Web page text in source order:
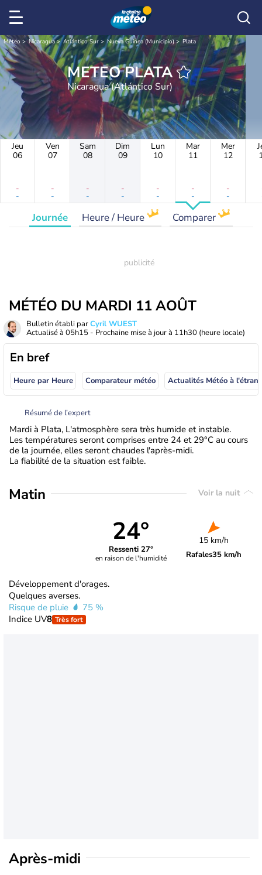
Météo Nicaragua Atlántico Sur Nueva Guinea (Municipio) Plata
METEO PLATA
Nicaragua (Atlántico Sur)
Jeu
06
-
-
Ven
07
-
-
Sam
08
-
-
Dim
09
-
-
Lun
10
-
-
Mar
11
-
-
Mer
12
-
-
Journée Heure / Heure Comparer
MÉTÉO DU MARDI 11 AOÛT
Bulletin établi parCyril WUEST
Actualisé à 05h15 - Prochaine mise à jour à 11h30 (heure locale)
En bref
Heure par Heure Comparateur météo
Résumé de l’expert
Mardi à Plata, L'atmosphère sera très humide et instable.
Les températures seront comprises entre 24 et 29°C au cours
de la journée, elles seront chaudes l'après-midi.
La fiabilité de la situation est faible.
Matin Voir la nuit
24°
Ressenti 27°
en raison de l'humidité
15 km/h
Rafales35 km/h
Développement d'orages.
Quelques averses.
Risque de pluie
75 %
Indice UV8 Très fort
Après-midi